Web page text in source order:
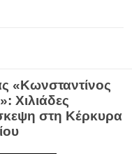
«Κωνσταντίνος
Χιλιάδες
στη Κέρκυρα